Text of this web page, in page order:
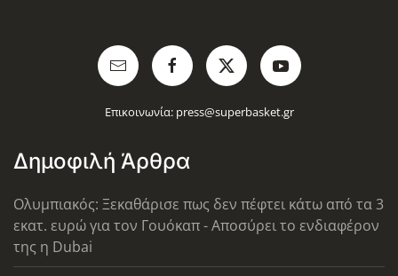
Επικοινωνία: press@superbasket.gr
Δημοφιλή Άρθρα
Ολυμπιακός: Ξεκαθάρισε πως δεν πέφτει κάτω από τα 3
εκατ. ευρώ για τον Γουόκαπ - Αποσύρει το ενδιαφέρον
της η Dubai